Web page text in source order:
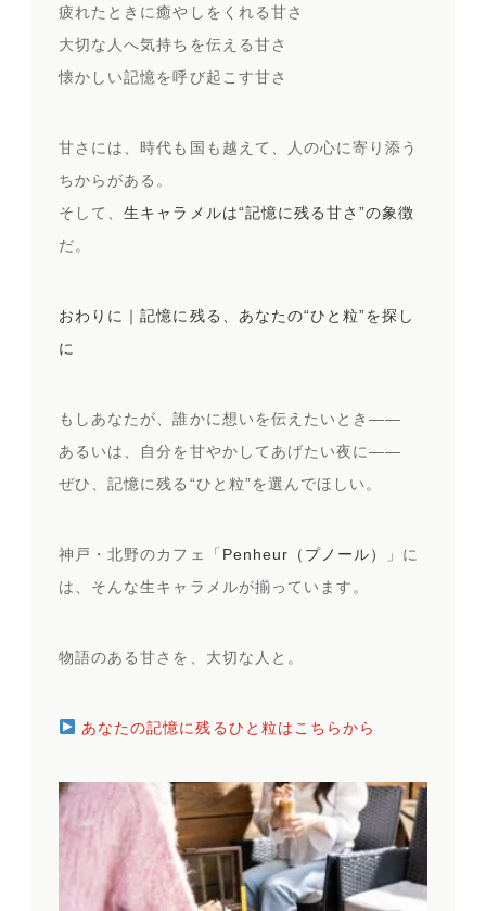
疲れたときに癒やしをくれる甘さ
大切な人へ気持ちを伝える甘さ
懐かしい記憶を呼び起こす甘さ
甘さには、時代も国も越えて、人の心に寄り添う
ちからがある。
そして、生キャラメルは“記憶に残る甘さ”の象徴
だ。
おわりに｜記憶に残る、あなたの“ひと粒”を探し
に
もしあなたが、誰かに想いを伝えたいとき——
あるいは、自分を甘やかしてあげたい夜に——
ぜひ、記憶に残る“ひと粒”を選んでほしい。
神戸・北野のカフェ「 Penheur（プノール）
」に
は、そんな生キャラメルが揃っています。
物語のある甘さを、大切な人と。
あなたの記憶に残るひと粒はこちらから